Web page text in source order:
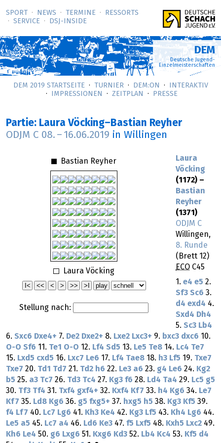
SPORT NEWS TERMINE
RESSORTS
SERVICE
DSJ-­INSIDE
DEM
Deutsche Jugend-
Einzelmeisterschaften
DEM 2019 STARTSEITE TURNIER DEM:ON
INTERAKTIV
IMPRESSIONEN
ZEITPLAN PRESSE
Partie: Laura Vöcking–Bastian Reyher
ODJM C 08. – 16.06.2019 in Willingen
Bastian Reyher
Laura Vöcking
Stellung nach:
Laura
Vöcking
(1172) –
Bastian
Reyher
(1371)
ODJM C
Willingen,
8. Runde
(Brett 12)
ECO C45
1. e4 e5 2.
Sf3 Sc6 3.
d4 exd4 4.
Sxd4 Dh4
5. Sc3 Lb4
6. Sxc6 Dxe4+ 7. De2 Dxe2+ 8. Lxe2 Lxc3+ 9. bxc3 dxc6 10.
O-O Sf6 11. Te1 O-O 12. Lf4 Sd5 13. Le5 Te8 14. Lc4 Te7
15. Lxd5 cxd5 16. Lxc7 Le6 17. Lf4 Tae8 18. h3 Lf5 19. Txe7
Txe7 20. Td1 Td7 21. Td2 h6 22. Le3 a6 23. g4 Le6 24. Kg2
b5 25. a3 Tc7 26. Td3 Tc4 27. Kg3 f6 28. Ld4 Ta4 29. Lc5 g5
30. Tf3 Tf4 31. Txf4 gxf4+ 32. Kxf4 Kf7 33. h4 Kg6 34. Le7
Kf7 35. Ld8 Kg6 36. g5 fxg5+ 37. hxg5 h5 38. Kg3 Kf5 39.
f4 Lf7 40. Lc7 Lg6 41. Kh3 Ke4 42. Kg3 Lf5 43. Kh4 Lg6 44.
Le5 a5 45. Lc7 a4 46. Ld6 Ke3 47. f5 Lxf5 48. Kxh5 Lxc2 49.
Kh6 Le4 50. g6 Lxg6 51. Kxg6 Kd3 52. Lb4 Kc4 53. Kf5 d4